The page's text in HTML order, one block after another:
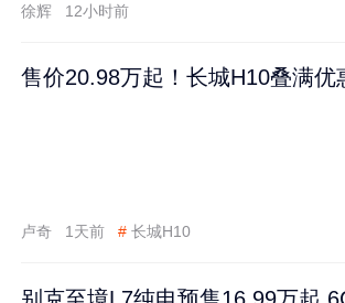
徐辉 12小时前
售价20.98万起！长城H10叠满优
卢奇 1天前 # 长城H10